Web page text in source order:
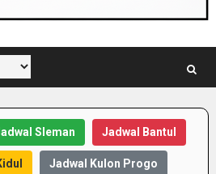
Sleman Jadwal Bantul
Jadwal Kulon Progo